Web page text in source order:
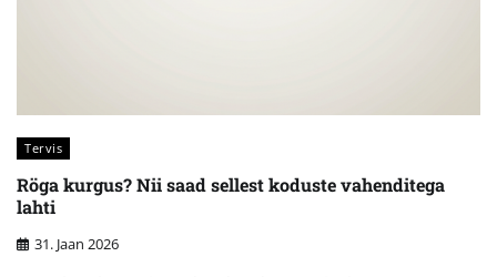
Tervis
Röga kurgus? Nii saad sellest koduste vahenditega
lahti
31. Jaan 2026